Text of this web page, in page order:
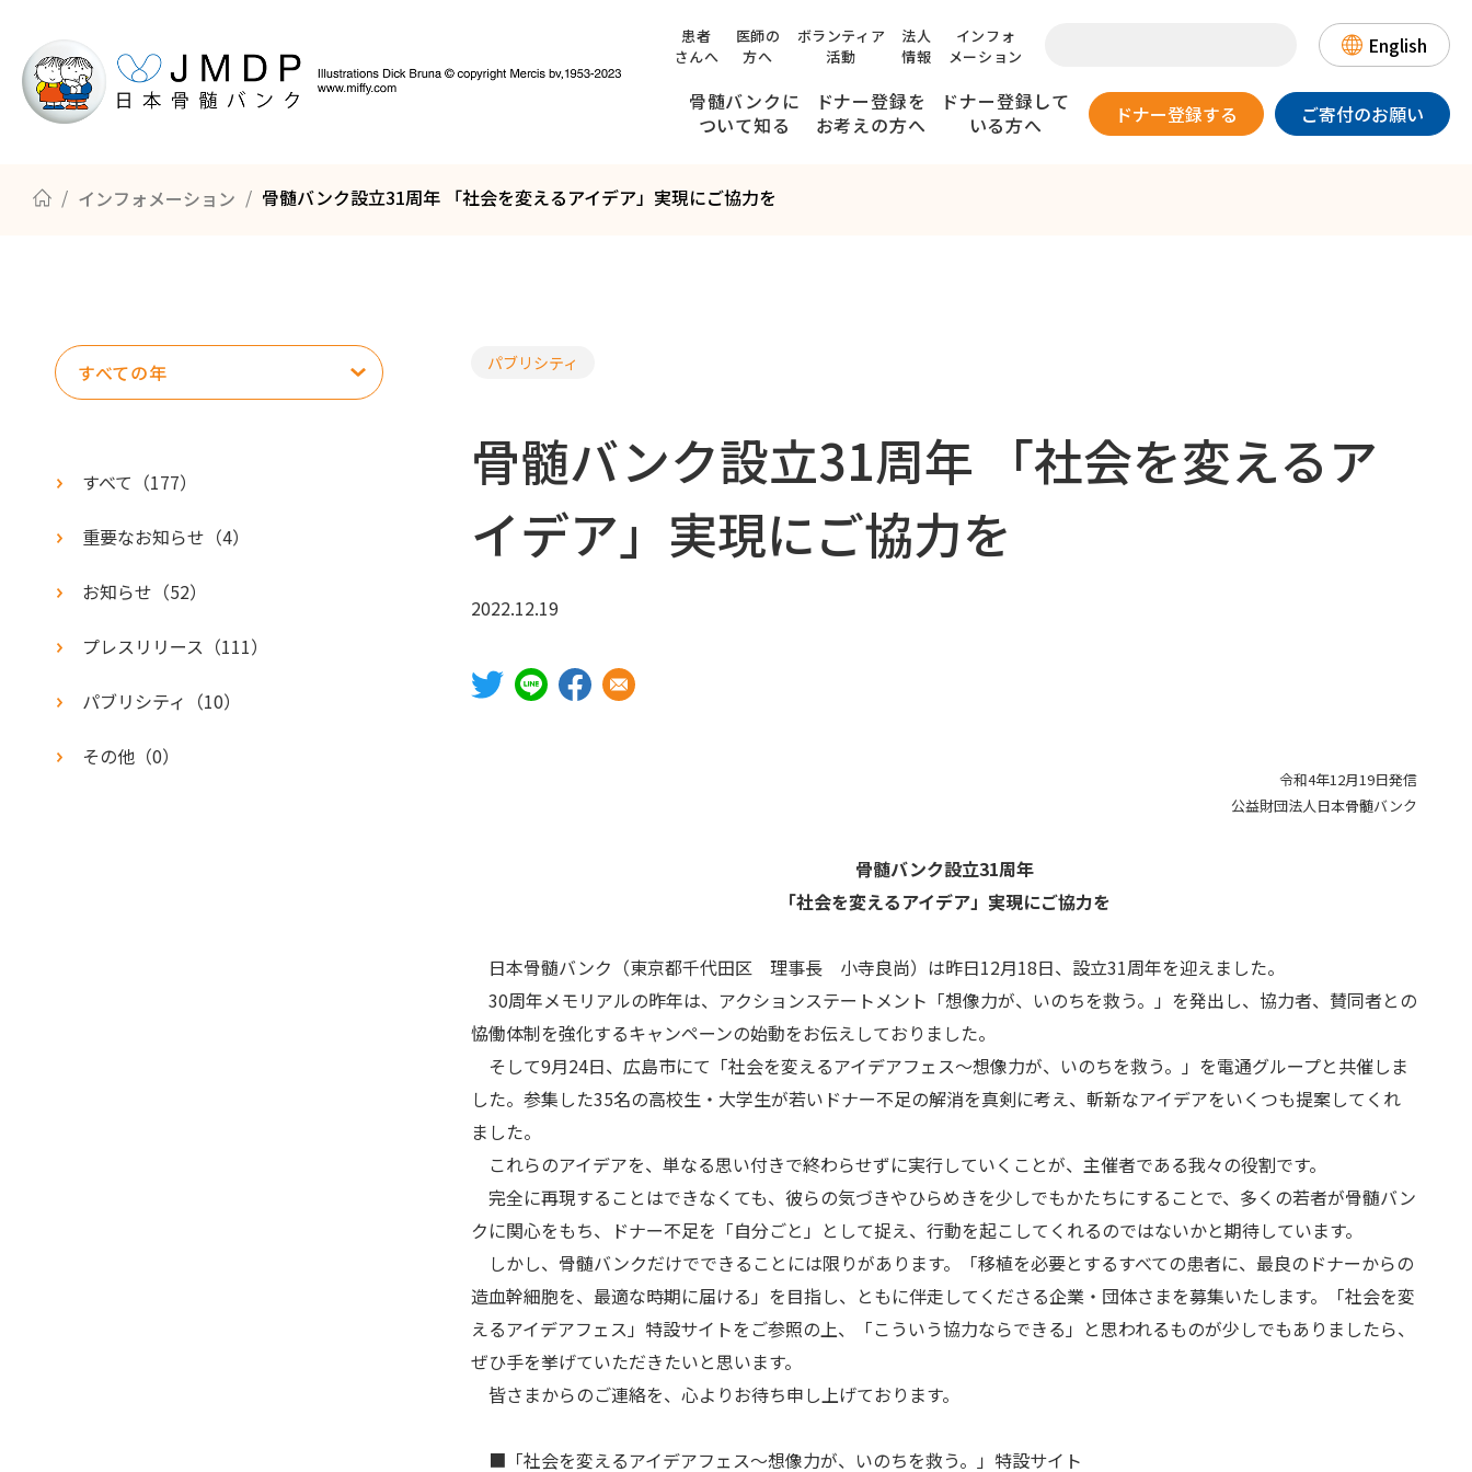
患者
さんへ
医師の
方へ
ボランティア
活動
法人
情報
インフォ
メーション
English
骨髄バンクに
ついて知る
骨髄バンクについて知る みんなのストーリー
ドナー登録を
お考えの方へ
ドナー登録の方法 ドナー登録できる方の条件
内容を十分に理解している方
健康状態が良好な方
登録受付窓口 チャンス-ドナー登録のしおり
ドナー登録して
いる方へ
骨髄・末梢血幹細胞の提供までのながれ
提供までのながれ
ドナー候補者のご家族の方、職場の皆さまへ
ドナーのためのハンドブック ドナーをサポートするしくみ
ドナー登録する ご寄付のお願い
インフォメーション 骨髄バンク設立31周年 「社会を変えるアイデア」実現にご協力を
すべての年
すべて（177）
重要なお知らせ （4）
お知らせ （52）
プレスリリース （111）
パブリシティ （10）
その他 （0）
パブリシティ
骨髄バンク設立31周年 「社会を変えるア
イデア」実現にご協力を
2022.12.19
令和4年12月19日発信
公益財団法人日本骨髄バンク
骨髄バンク設立31周年
「社会を変えるアイデア」実現にご協力を
日本骨髄バンク（東京都千代田区 理事長 小寺良尚）は昨日12月18日、設立31周年を迎えました。
30周年メモリアルの昨年は、アクションステートメント「想像力が、いのちを救う。」を発出し、協力者、賛同者との
恊働体制を強化するキャンペーンの始動をお伝えしておりました。
そして9月24日、広島市にて「社会を変えるアイデアフェス～想像力が、いのちを救う。」を電通グループと共催しま
した。参集した35名の高校生・大学生が若いドナー不足の解消を真剣に考え、斬新なアイデアをいくつも提案してくれ
ました。
これらのアイデアを、単なる思い付きで終わらせずに実行していくことが、主催者である我々の役割です。
完全に再現することはできなくても、彼らの気づきやひらめきを少しでもかたちにすることで、多くの若者が骨髄バン
クに関心をもち、ドナー不足を「自分ごと」として捉え、行動を起こしてくれるのではないかと期待しています。
しかし、骨髄バンクだけでできることには限りがあります。「移植を必要とするすべての患者に、最良のドナーからの
造血幹細胞を、最適な時期に届ける」を目指し、ともに伴走してくださる企業・団体さまを募集いたします。「社会を変
えるアイデアフェス」特設サイトをご参照の上、「こういう協力ならできる」と思われるものが少しでもありましたら、
ぜひ手を挙げていただきたいと思います。
皆さまからのご連絡を、心よりお待ち申し上げております。
■「社会を変えるアイデアフェス～想像力が、いのちを救う。」特設サイト